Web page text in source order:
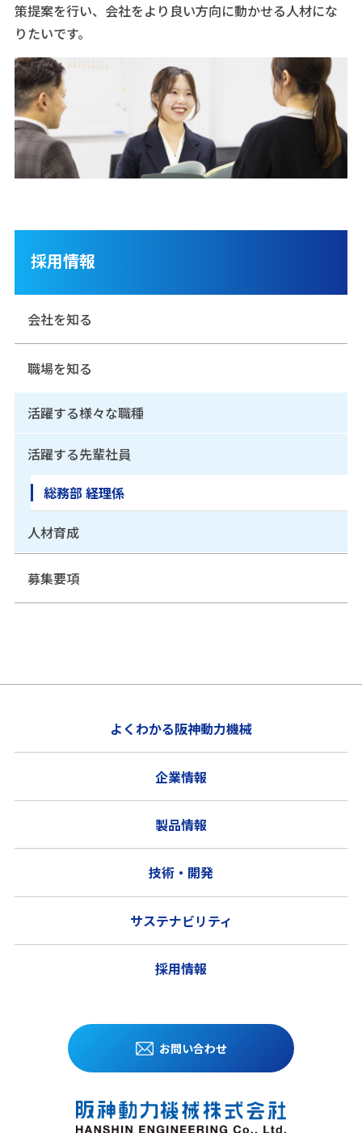
策提案を行い、会社をより良い方向に動かせる人材にな
りたいです。
採用情報
会社を知る
職場を知る
活躍する様々な職種
活躍する先輩社員
総務部 経理係
人材育成
募集要項
お問い合わせ
よくわかる阪神動力機械
企業情報
製品情報
技術・開発
サステナビリティ
採用情報